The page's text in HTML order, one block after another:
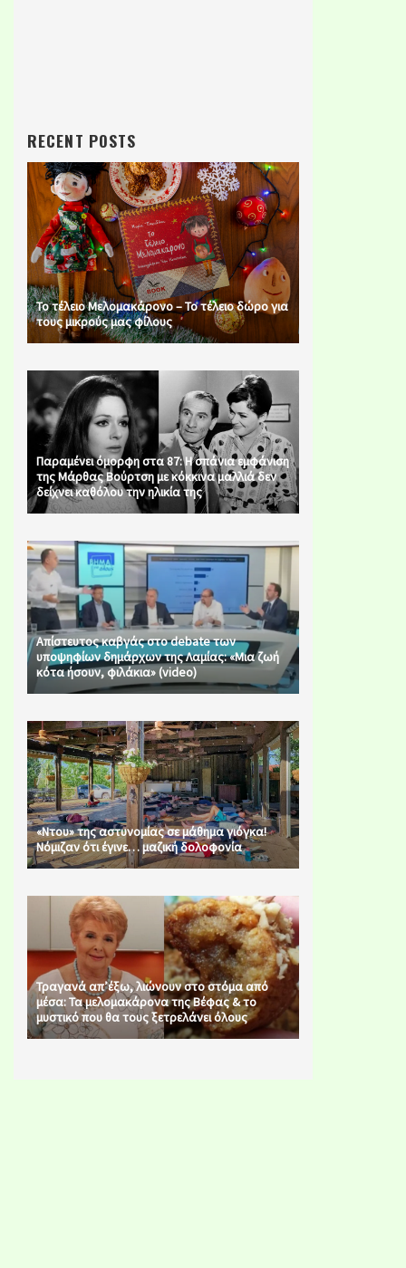
RECENT POSTS
Το τέλειο Μελομακάρονο – Το τέλειο δώρο για
τους μικρούς μας φίλους
Παραμένει όμορφη στα 87: Η σπάνια εμφάνιση
της Μάρθας Βούρτση με κόκκινα μαλλιά δεν
δείχνει καθόλου την ηλικία της
Απίστευτος καβγάς στο debate των
υποψηφίων δημάρχων της Λαμίας: «Μια ζωή
κότα ήσουν, φιλάκια» (video)
«Ντου» της αστυνομίας σε μάθημα γιόγκα!
Νόμιζαν ότι έγινε… μαζική δολοφονία
Τραγανά απ’έξω, λιώνουν στο στόμα από
μέσα: Τα μελομακάρονα της Βέφας & το
μυστικό που θα τους ξετρελάνει όλους